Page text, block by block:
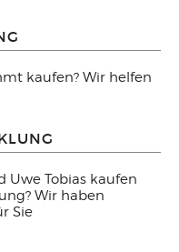
kaufen? Wir helfen
Uwe Tobias kaufen
Wir haben
Sie